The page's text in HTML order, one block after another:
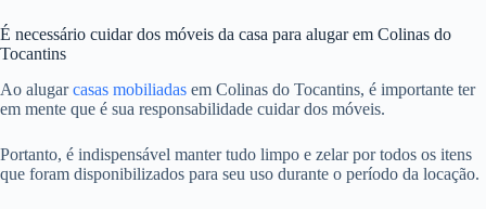
É necessário cuidar dos móveis da casa para alugar em Colinas do
Tocantins
Ao alugarcasas mobiliadas em Colinas do Tocantins, é importante ter
em mente que é sua responsabilidade cuidar dos móveis.
Portanto, é indispensável manter tudo limpo e zelar por todos os itens
que foram disponibilizados para seu uso durante o período da locação.